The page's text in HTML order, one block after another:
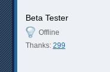
Beta Tester
Offline
Thanks: 299